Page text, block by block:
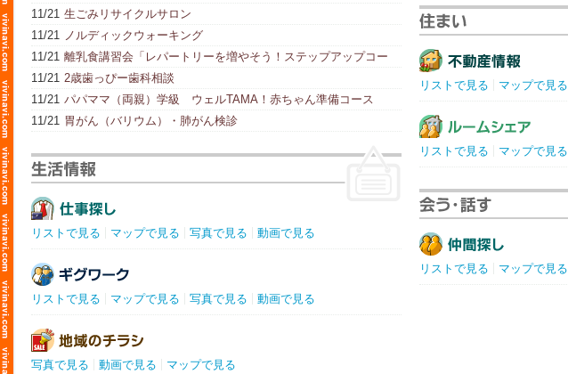
11/21 生ごみリサイクルサロン
11/21 ノルディックウォーキング
11/21 離乳食講習会「レパートリーを増やそう！ステップアップコー
11/21 2歳歯っぴー歯科相談
11/21 パパママ（両親）学級 ウェルTAMA！赤ちゃん準備コース
11/21 胃がん（バリウム）・肺がん検診
リストで見る マップで見る 写真で見る 動画で見る
リストで見る マップで見る 写真で見る 動画で見る
写真で見る 動画で見る マップで見る
リストで見る マップで見る
リストで見る マップで見る
リストで見る マップで見る